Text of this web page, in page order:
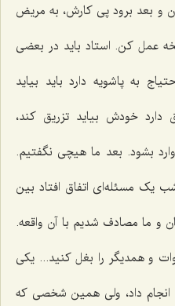
و بعد برود پی کارش، به مریض
عمل کن. استاد باید در بعضی
به پاشویه دارد باید بیاید
دارد خودش بیاید تزریق کند،
بشود. بعد ما هیچی نگفتیم.
یک مسئله‌ای اتفاق افتاد بین
و ما مصادف شدیم با آن واقعه.
و همدیگر را بغل کنید... یکی
انجام داد، ولی همین شخصی که